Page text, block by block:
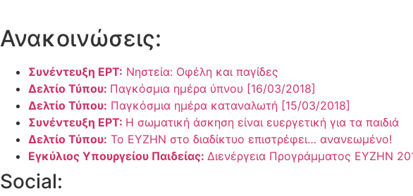
Ανακοινώσεις:
Συνέντευξη ΕΡΤ: Νηστεία: Οφέλη και παγίδες
Δελτίο Τύπου: Παγκόσμια ημέρα ύπνου [16/03/2018]
Δελτίο Τύπου: Παγκόσμια ημέρα καταναλωτή [15/03/2018]
Συνέντευξη ΕΡΤ: H σωματική άσκηση είναι ευεργετική για τα παιδιά
Δελτίο Τύπου: Το ΕΥΖΗΝ στο διαδίκτυο επιστρέφει… ανανεωμένο!
Εγκύλιος Υπουργείου Παιδείας: Διενέργεια Προγράμματος ΕΥΖΗΝ
Social: